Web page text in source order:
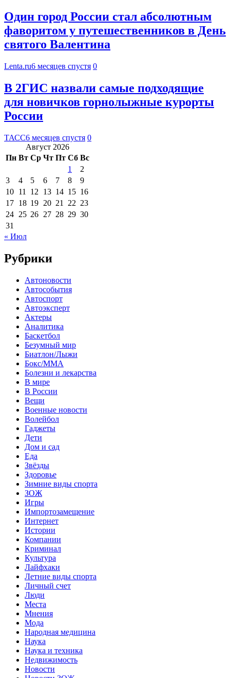
Один город России стал абсолютным
фаворитом у путешественников в День
святого Валентина
Lenta.ru6 месяцев спустя 0
В 2ГИС назвали самые подходящие
для новичков горнолыжные курорты
России
ТАСС6 месяцев спустя 0
Август 2026
Пн Вт Ср Чт Пт Сб Вс
1
2
3
4 5 6 7 8
9
10 11 12 13 14 15 16
17 18 19 20 21 22 23
24 25 26 27 28 29 30
31
« Июл
Рубрики
Автоновости
Автособытия
Автоспорт
Автоэксперт
Актеры
Аналитика
Баскетбол
Безумный мир
Биатлон/Лыжи
Бокс/MMA
Болезни и лекарства
В мире
В России
Вещи
Военные новости
Волейбол
Гаджеты
Дети
Дом и сад
Еда
Звёзды
Здоровье
Зимние виды спорта
ЗОЖ
Игры
Импортозамещение
Интернет
Истории
Компании
Криминал
Культура
Лайфхаки
Летние виды спорта
Личный счет
Люди
Места
Мнения
Мода
Народная медицина
Наука
Наука и техника
Недвижимость
Новости